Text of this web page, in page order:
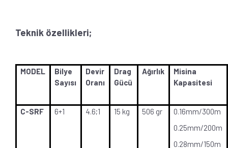
Teknik özellikleri;
MODEL
Bilye
Sayısı
Devir
Oranı
Drag
Gücü
Ağırlık
Misina
Kapasitesi
C-SRF 6+1 4.6;1 15 kg 506 gr
0.16mm/300m
0.25mm/200m
0.28mm/150m